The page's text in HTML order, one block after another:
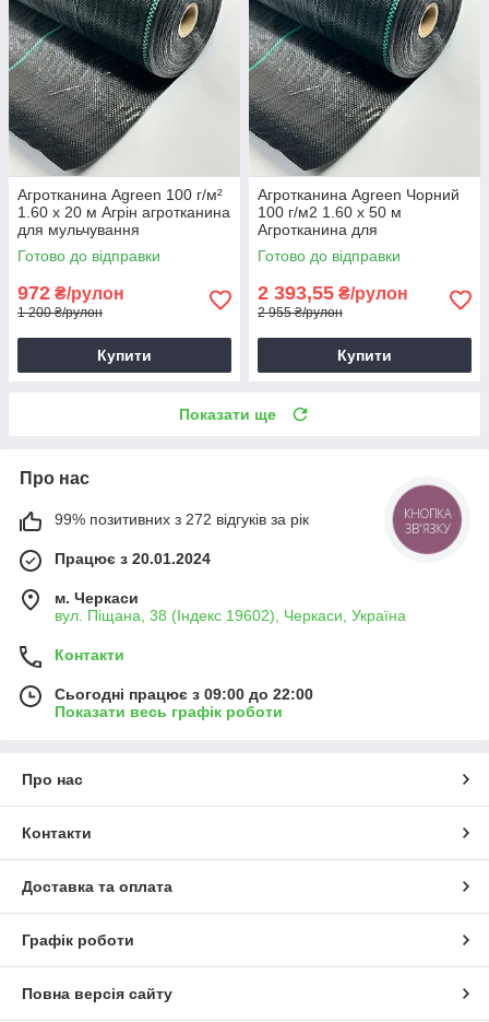
Агротканина Agreen 100 г/м²
1.60 х 20 м Агрін агротканина
для мульчування
Застилальна агротканина
Готово до відправки
972 ₴/рулон
1 200 ₴/рулон
Купити
Агротканина Agreen Чорний
100 г/м2 1.60 х 50 м
Агротканина для
мульчування грядок
Агротканина для клумби
Готово до відправки
2 393,55 ₴/рулон
2 955 ₴/рулон
Купити
Показати ще
Про нас
99% позитивних з 272 відгуків за рік
Працює з 20.01.2024
м. Черкаси
вул. Піщана, 38 (Індекс 19602), Черкаси, Україна
Контакти
Сьогодні працює з 09:00 до 22:00
Показати весь графік роботи
Про нас
Контакти
Доставка та оплата
Графік роботи
Повна версія сайту
КНОПКА
ЗВ'ЯЗКУ